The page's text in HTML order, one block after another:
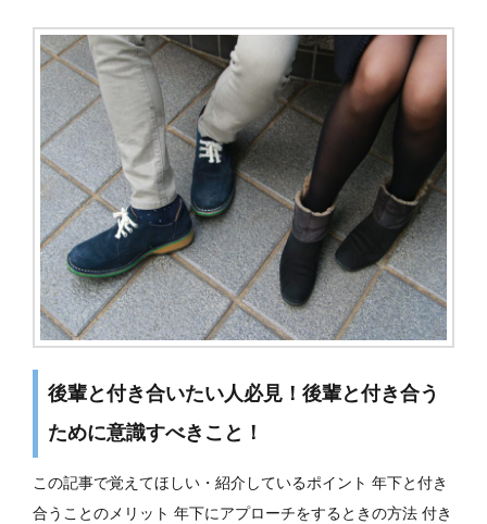
後輩と付き合いたい人必見！後輩と付き合う
ために意識すべきこと！
この記事で覚えてほしい・紹介しているポイント 年下と付き
合うことのメリット 年下にアプローチをするときの方法 付き